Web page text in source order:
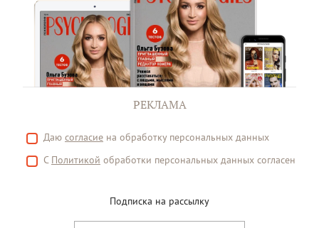
РЕКЛАМА
Даю согласие на обработку персональных данных
С Политикой обработки персональных данных согласен
Подписка на рассылку